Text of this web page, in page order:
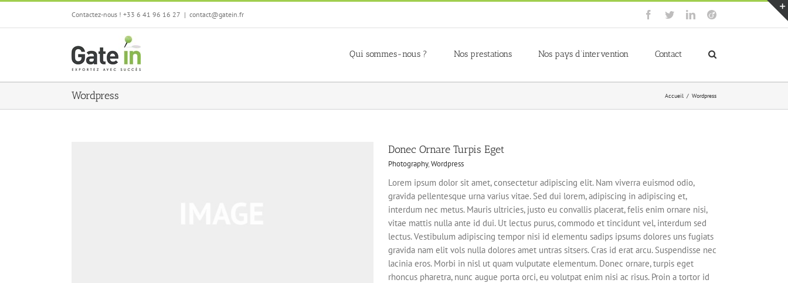
Contactez-nous ! +33 6 41 96 16 27 | contact@gatein.fr Facebook
TwitterLinkedIn
Viadeo
Qui sommes-nous ? Nos prestations Nos pays d’intervention Contact
Wordpress Accueil / Wordpress
Donec Ornare Turpis Eget
Photography,Wordpress
Lorem ipsum dolor sit amet, consectetur adipiscing elit. Nam viverra euismod odio,
gravida pellentesque urna varius vitae. Sed dui lorem, adipiscing in adipiscing et,
interdum nec metus. Mauris ultricies, justo eu convallis placerat, felis enim ornare nisi,
vitae mattis nulla ante id dui. Ut lectus purus, commodo et tincidunt vel, interdum sed
lectus. Vestibulum adipiscing tempor nisi id elementu sadips ipsums dolores uns fugiats
gravida nam elit vols nulla dolores amet untras sitsers. Cras id erat arcu. Suspendisse nec
lacinia eros. Morbi in nisl ut quam vulputate elementum. Donec ornare, turpis eget
rhoncus pharetra, nunc augue porta orci, eu volutpat enim nisi ac risus. Proin a tortor id